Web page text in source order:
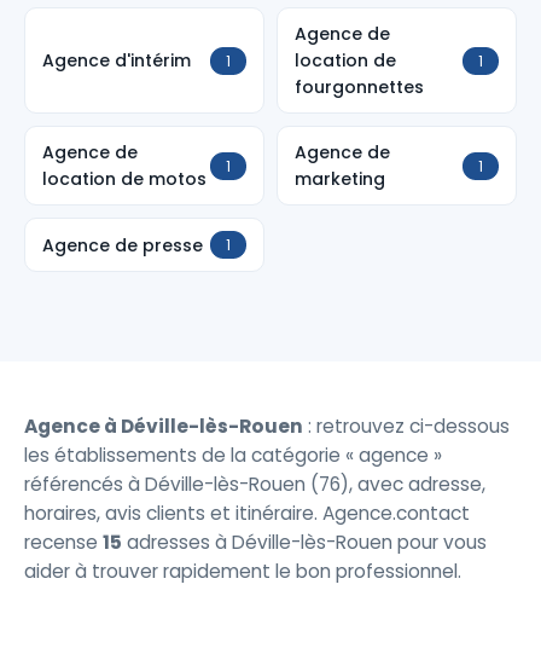
Agence d'intérim 1
Agence de
location de
fourgonnettes
1
Agence de
location de motos
1
Agence de
marketing
1
Agence de presse 1
Agence à Déville-lès-Rouen : retrouvez ci-dessous
les établissements de la catégorie « agence »
référencés à Déville-lès-Rouen (76), avec adresse,
horaires, avis clients et itinéraire. Agence.contact
recense 15 adresses à Déville-lès-Rouen pour vous
aider à trouver rapidement le bon professionnel.